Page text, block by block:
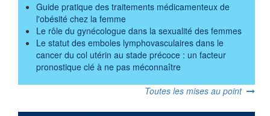
Guide pratique des traitements médicamenteux de
l'obésité chez la femme
Le rôle du gynécologue dans la sexualité des femmes
Le statut des emboles lymphovasculaires dans le
cancer du col utérin au stade précoce : un facteur
pronostique clé à ne pas méconnaître
Toutes les mises au point